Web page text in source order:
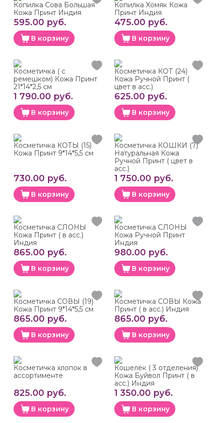
Копилка Сова Большая
Кожа Принт Индия
595.00 руб.
В корзину
Копилка Хомяк Кожа
Принт Индия
475.00 руб.
В корзину
Косметичка ( с
ремешком) Кожа Принт
21*14*2,5 см
1 790.00 руб.
В корзину
Косметичка КОТ (24)
Кожа Ручной Принт (
цвет в асс.)
625.00 руб.
В корзину
Косметичка КОТЫ (15)
Кожа Принт 9*14*5,5 см
730.00 руб.
В корзину
Косметичка КОШКИ (7)
Натуральная Кожа
Ручной Принт ( цвет в
асс.)
1 750.00 руб.
В корзину
Косметичка СЛОНЫ
Кожа Принт ( в асс.)
Индия
865.00 руб.
В корзину
Косметичка СЛОНЫ
Кожа Ручной Принт
Индия
980.00 руб.
В корзину
Косметичка СОВЫ (19)
Кожа Принт 9*14*5,5 см
865.00 руб.
В корзину
Косметичка СОВЫ Кожа
Принт ( в асс.) Индия
865.00 руб.
В корзину
Косметичка хлопок в
ассортименте
825.00 руб.
В корзину
Кошелёк ( 3 отделения)
Кожа Буйвол Принт ( в
асс.) Индия
1 350.00 руб.
В корзину